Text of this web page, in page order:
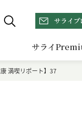
サライプ
サライ
満喫リポート】37